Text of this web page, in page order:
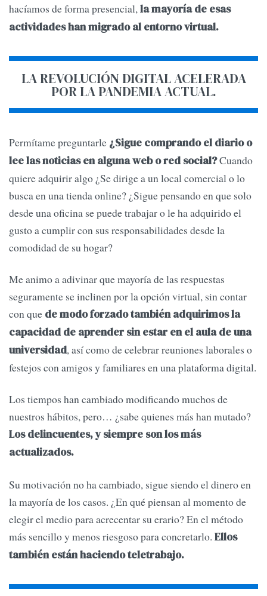
hacíamos de forma presencial,la mayoría de esas
actividades han migrado al entorno virtual.
LA REVOLUCIÓN DIGITAL ACELERADA
POR LA PANDEMIA ACTUAL.
Permítame preguntarle ¿Sigue comprando el diario o
lee las noticias en alguna web o red social?Cuando
quiere adquirir algo ¿Se dirige a un local comercial o lo
busca en una tienda online? ¿Sigue pensando en que solo
desde una oficina se puede trabajar o le ha adquirido el
gusto a cumplir con sus responsabilidades desde la
comodidad de su hogar?
Me animo a adivinar que mayoría de las respuestas
seguramente se inclinen por la opción virtual, sin contar
con que de modo forzado también adquirimos la
capacidad de aprender sin estar en el aula de una
universidad, así como de celebrar reuniones laborales o
festejos con amigos y familiares en una plataforma digital.
Los tiempos han cambiado modificando muchos de
nuestros hábitos, pero… ¿sabe quienes más han mutado?
Los delincuentes, y siempre son los más
actualizados.
Su motivación no ha cambiado, sigue siendo el dinero en
la mayoría de los casos. ¿En qué piensan al momento de
elegir el medio para acrecentar su erario? En el método
más sencillo y menos riesgoso para concretarlo. Ellos
también están haciendo teletrabajo.